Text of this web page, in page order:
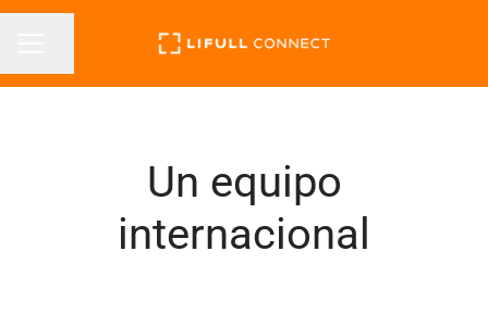
MENÚ DE EMPLEO
Compartir página
Un equipo
internacional